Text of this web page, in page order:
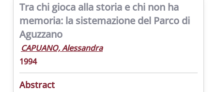
Tra chi gioca alla storia e chi non ha
memoria: la sistemazione del Parco di
Aguzzano
CAPUANO, Alessandra
1994
Abstract